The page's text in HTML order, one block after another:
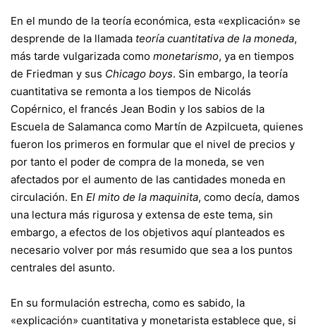
En el mundo de la teoría económica, esta «explicación» se
desprende de la llamada teoría cuantitativa de la moneda,
más tarde vulgarizada como monetarismo, ya en tiempos
de Friedman y sus Chicago boys. Sin embargo, la teoría
cuantitativa se remonta a los tiempos de Nicolás
Copérnico, el francés Jean Bodin y los sabios de la
Escuela de Salamanca como Martín de Azpilcueta, quienes
fueron los primeros en formular que el nivel de precios y
por tanto el poder de compra de la moneda, se ven
afectados por el aumento de las cantidades moneda en
circulación. En El mito de la maquinita, como decía, damos
una lectura más rigurosa y extensa de este tema, sin
embargo, a efectos de los objetivos aquí planteados es
necesario volver por más resumido que sea a los puntos
centrales del asunto.
En su formulación estrecha, como es sabido, la
«explicación» cuantitativa y monetarista establece que, si